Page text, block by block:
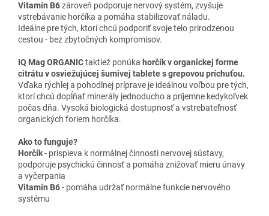
Vitamín B6zároveň podporuje nervový systém, zvyšuje
vstrebávanie horčíka a pomáha stabilizovať náladu.
Ideálne pre tých, ktorí chcú podporiť svoje telo prirodzenou
cestou - bez zbytočných kompromisov.
IQ Mag ORGANICtaktiež ponúka horčík v organickej forme
citrátu v osviežujúcej šumivej tablete s grepovou príchuťou.
Vďaka rýchlej a pohodlnej príprave je ideálnou voľbou pre tých,
ktorí chcú dopĺňať minerály jednoducho a príjemne kedykoľvek
počas dňa. Vysoká biologická dostupnosť a vstrebateľnosť
organických foriem horčíka.
Ako to funguje?
Horčík- prispieva k normálnej činnosti nervovej sústavy,
podporuje psychickú činnosť a pomáha znižovať mieru únavy
a vyčerpania
Vitamín B6- pomáha udržať normálne funkcie nervového
systému